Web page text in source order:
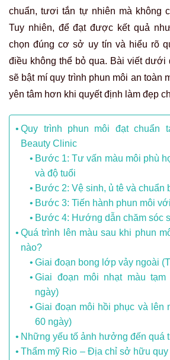
chuẩn, tươi tắn tự nhiên mà không
Tuy nhiên, để đạt được kết quả
chọn đúng cơ sở uy tín và hiểu rõ
điều không thể bỏ qua. Bài viết dưới
sẽ bật mí quy trình phun môi an toàn
yên tâm hơn khi quyết định làm đẹp
Quy trình phun môi đạt chuẩn
Beauty Clinic
Bước 1: Tư vấn màu môi phù
và độ tuổi
Bước 2: Vệ sinh, ủ tê và chuẩn
Bước 3: Tiến hành phun môi
Bước 4: Hướng dẫn chăm sóc
Quá trình lên màu sau khi phun
nào?
Giai đoạn bong lớp vảy ngoài
Giai đoạn môi nhạt màu
ngày)
Giai đoạn môi hồi phục và lên
60 ngày)
Những yếu tố ảnh hưởng đến quá
Thẩm mỹ Rio – Địa chỉ sở hữu quy